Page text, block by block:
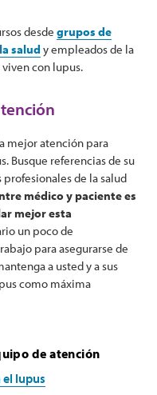
desde grupos de
salud y empleados de la
con lupus.
mejor atención para
Busque referencias de su
de la salud
médico y paciente es
mejor esta
un poco de
para asegurarse de
a usted y a sus
como máxima
de atención
lupus